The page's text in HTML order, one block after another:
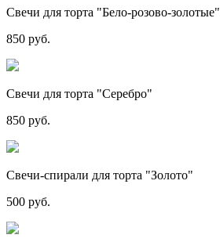
Свечи для торта "Бело-розово-золотые"
850 руб.
Свечи для торта "Серебро"
850 руб.
Свечи-спирали для торта "Золото"
500 руб.